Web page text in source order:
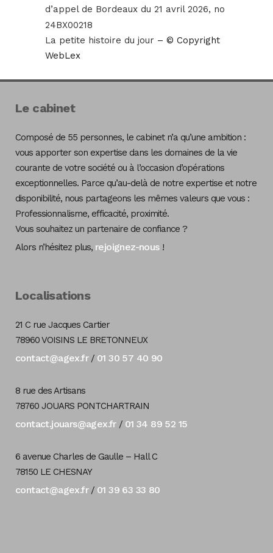
d’appel de Bordeaux du 21 avril 2026, no
24BX00218
La petite histoire du jour – © Copyright
WebLex
Le cabinet
Composé de 55 personnes, le cabinet n’a qu’une ambition :
vous apporter son expertise dans les domaines de la vie
courante de votre société ou à l’occasion d’opérations
exceptionnelles. Parce qu’au-delà de notre expertise et notre
disponibilité, nous partageons les mêmes valeurs que vous :
Professionnalisme, efficacité, proximité.
Vous souhaitez un partenaire de confiance ?
Alors n’hésitez plus, rejoignez-nous!
Localisations
21 C rue Jacques Cartier
78960 VOISINS LE BRETONNEUX
contact@agex.fr/ 01 30 57 40 90
8 rue des Artisans
78760 JOUARS PONTCHARTRAIN
contact.jouars@agex.fr/ 01 34 89 52 15
6 avenue Charles de Gaulle – Hall C
78150 LE CHESNAY
contact@agex.fr/ 01 39 63 33 80